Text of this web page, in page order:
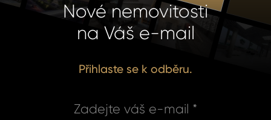
Nové nemovitosti
na Váš e-mail
Přihlaste se k odběru.
Zadejte váš e-mail *